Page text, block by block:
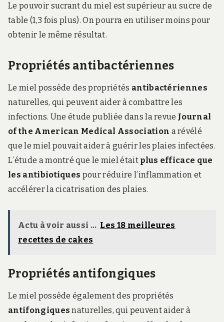
Le pouvoir sucrant du miel est supérieur au sucre de
table (1,3 fois plus). On pourra en utiliser moins pour
obtenir le même résultat.
Propriétés antibactériennes
Le miel possède des propriétés antibactériennes
naturelles, qui peuvent aider à combattre les
infections. Une étude publiée dans la revue Journal
of the American Medical Association a révélé
que le miel pouvait aider à guérir les plaies infectées.
L’étude a montré que le miel était plus efficace que
les antibiotiques pour réduire l’inflammation et
accélérer la cicatrisation des plaies.
Actu à voir aussi ... Les 18 meilleures
recettes de cakes
Propriétés antifongiques
Le miel possède également des propriétés
antifongiques naturelles, qui peuvent aider à